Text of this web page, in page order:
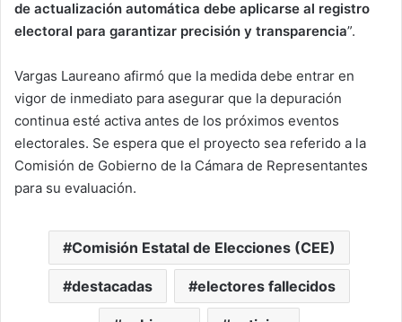
de actualización automática debe aplicarse al registro
electoral para garantizar precisión y transparencia”.
Vargas Laureano afirmó que la medida debe entrar en
vigor de inmediato para asegurar que la depuración
continua esté activa antes de los próximos eventos
electorales. Se espera que el proyecto sea referido a la
Comisión de Gobierno de la Cámara de Representantes
para su evaluación.
Comisión Estatal de Elecciones (CEE)
destacadas electores fallecidos